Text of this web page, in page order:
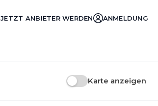
JETZT ANBIETER WERDEN ANMELDUNG
Karte anzeigen